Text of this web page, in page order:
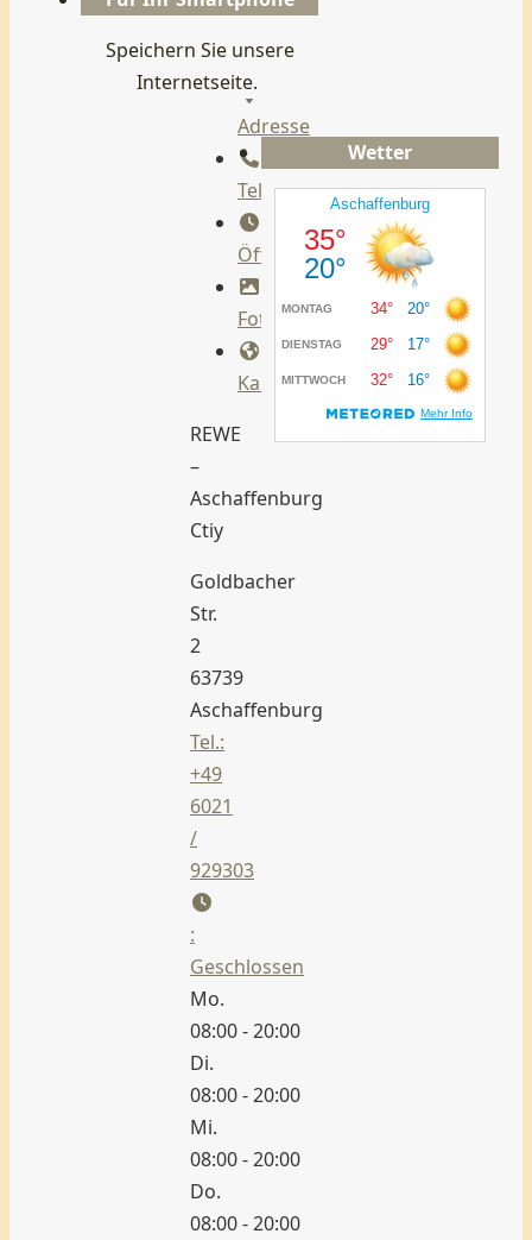
Profil
Adresse
Telefon
Öffnungszeiten
Fotos
Karte
REWE
–
Aschaffenburg
Ctiy
Goldbacher
Str.
2
63739
Aschaffenburg
Tel.:
+49
6021
/
929303
:
Geschlossen
Mo.
08:00 - 20:00
Di.
08:00 - 20:00
Mi.
08:00 - 20:00
Do.
08:00 - 20:00
Speichern Sie unsere
Internetseite.
Wetter